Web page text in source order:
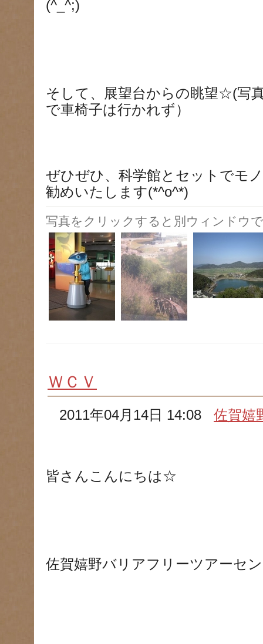
(^_^;)
そして、展望台からの眺望☆(写
で車椅子は行かれず）
ぜひぜひ、科学館とセットでモ
勧めいたします(*^o^*)
写真をクリックすると別ウィンドウ
ＷＣＶ
2011年04月14日 14:08佐賀嬉
皆さんこんにちは☆
佐賀嬉野バリアフリーツアーセ